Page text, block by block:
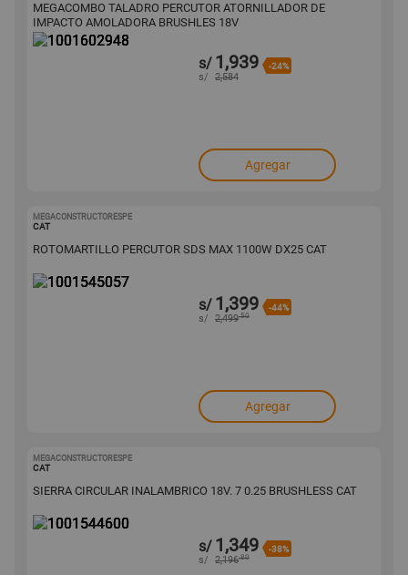
MEGACOMBO TALADRO PERCUTOR ATORNILLADOR DE
IMPACTO AMOLADORA BRUSHLES 18V
s/ 1,939 -24%
s/ 2,584
Agregar
MEGACONSTRUCTORESPE
CAT
ROTOMARTILLO PERCUTOR SDS MAX 1100W DX25 CAT
s/ 1,399 -44%
s/ 2,499.50
Agregar
MEGACONSTRUCTORESPE
CAT
SIERRA CIRCULAR INALAMBRICO 18V. 7 0.25 BRUSHLESS CAT
s/ 1,349 -38%
s/ 2,196.80